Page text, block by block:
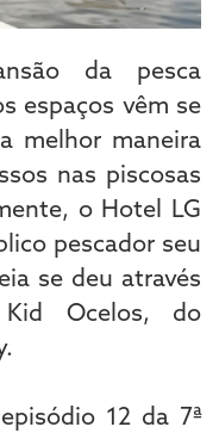
da pesca
espaços vêm se
melhor maneira
nas piscosas
o Hotel LG
pescador seu
se deu através
Ocelos, do
12 da 7ª